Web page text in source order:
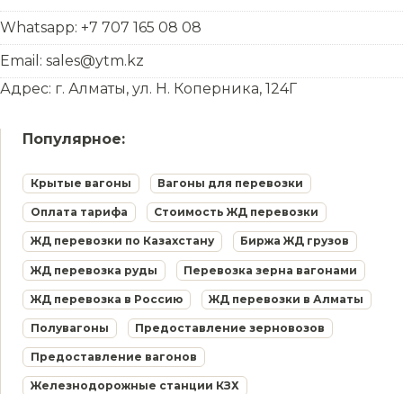
Whatsapp: +7 707 165 08 08
Email: sales@ytm.kz
Адрес: г. Алматы, ул. Н. Коперника, 124Г
Популярное:
Крытые вагоны Вагоны для перевозки
Оплата тарифа Стоимость ЖД перевозки
ЖД перевозки по Казахстану Биржа ЖД грузов
ЖД перевозка руды Перевозка зерна вагонами
ЖД перевозка в Россию ЖД перевозки в Алматы
Полувагоны Предоставление зерновозов
Предоставление вагонов
Железнодорожные станции КЗХ